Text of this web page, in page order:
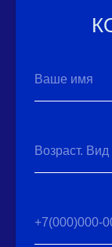
Ваше имя
Возраст. Вид
+7(000)000-